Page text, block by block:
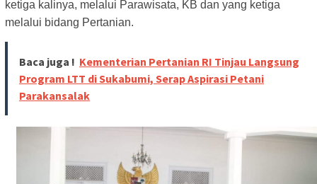
ketiga kalinya, melalui Parawisata, KB dan yang ketiga
melalui bidang Pertanian.
Baca juga ! Kementerian Pertanian RI Tinjau Langsung
Program LTT di Sukabumi, Serap Aspirasi Petani
Parakansalak